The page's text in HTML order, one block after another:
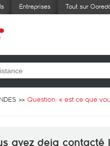
Entreprises Tout sur
Question: « est ce que
avez deja